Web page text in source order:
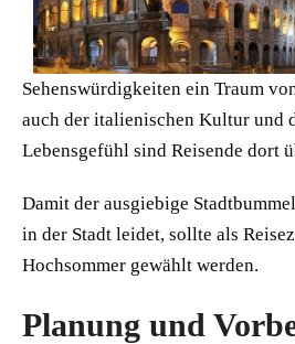
Sehenswürdigkeiten ein Traum
auch der italienischen Kultur und
Lebensgefühl sind Reisende dort
Damit der ausgiebige
in der Stadt leidet, sollte als
Hochsommer gewählt werden.
Planung und